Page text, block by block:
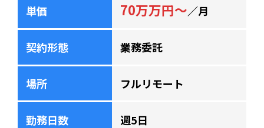
単価 70万万円～／月
契約形態 業務委託
場所 フルリモート
勤務日数 週5日